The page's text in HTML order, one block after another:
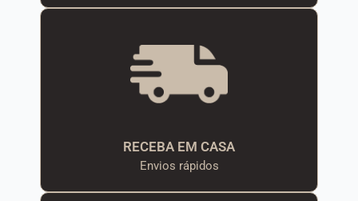
RECEBA EM CASA
Envios rápidos